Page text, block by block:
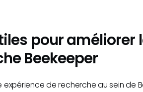
pour améliorer
Beekeeper
expérience de recherche au sein de